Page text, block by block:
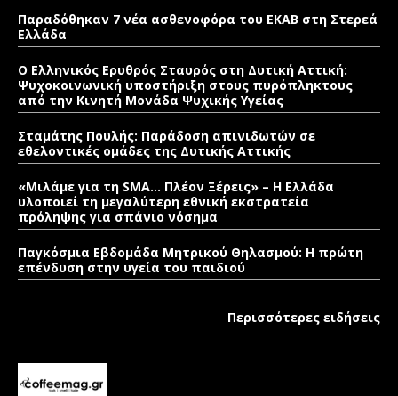
Παραδόθηκαν 7 νέα ασθενοφόρα του ΕΚΑΒ στη Στερεά
Ελλάδα
Ο Ελληνικός Ερυθρός Σταυρός στη Δυτική Αττική:
Ψυχοκοινωνική υποστήριξη στους πυρόπληκτους
από την Κινητή Μονάδα Ψυχικής Υγείας
Σταμάτης Πουλής: Παράδοση απινιδωτών σε
εθελοντικές ομάδες της Δυτικής Αττικής
«Μιλάμε για τη SMA… Πλέον Ξέρεις» – Η Ελλάδα
υλοποιεί τη μεγαλύτερη εθνική εκστρατεία
πρόληψης για σπάνιο νόσημα
Παγκόσμια Εβδομάδα Μητρικού Θηλασμού: Η πρώτη
επένδυση στην υγεία του παιδιού
Περισσότερες ειδήσεις